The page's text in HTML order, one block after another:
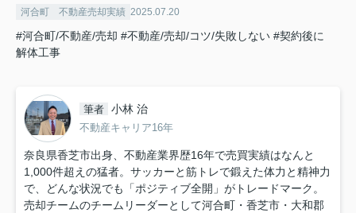
河合町 不動産売却実績 2025.07.20
#河合町/不動産/売却 #不動産/売却/コツ/失敗しない #契約後に
解体工事
筆者 小林 治
不動産キャリア16年
奈良県香芝市出身、不動産業界歴16年で売買実績はなんと
1,000件超えの猛者。サッカーと筋トレで鍛えた体力と精神力
で、どんな状況でも「ポジティブ全開」がトレードマーク。
売却チームのチームリーダーとして河合町・香芝市・大和郡